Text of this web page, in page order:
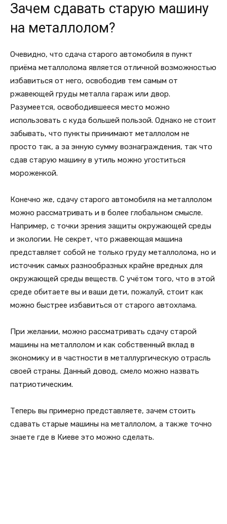
Зачем сдавать старую машину
на металлолом?
Очевидно, что сдача старого автомобиля в пункт
приёма металлолома является отличной возможностью
избавиться от него, освободив тем самым от
ржавеющей груды металла гараж или двор.
Разумеется, освободившееся место можно
использовать с куда большей пользой. Однако не стоит
забывать, что пункты принимают металлолом не
просто так, а за энную сумму вознаграждения, так что
сдав старую машину в утиль можно угоститься
мороженкой.
Конечно же, сдачу старого автомобиля на металлолом
можно рассматривать и в более глобальном смысле.
Например, с точки зрения защиты окружающей среды
и экологии. Не секрет, что ржавеющая машина
представляет собой не только груду металлолома, но и
источник самых разнообразных крайне вредных для
окружающей среды веществ. С учётом того, что в этой
среде обитаете вы и ваши дети, пожалуй, стоит как
можно быстрее избавиться от старого автохлама.
При желании, можно рассматривать сдачу старой
машины на металлолом и как собственный вклад в
экономику и в частности в металлургическую отрасль
своей страны. Данный довод, смело можно назвать
патриотическим.
Теперь вы примерно представляете, зачем стоить
сдавать старые машины на металлолом, а также точно
знаете где в Киеве это можно сделать.